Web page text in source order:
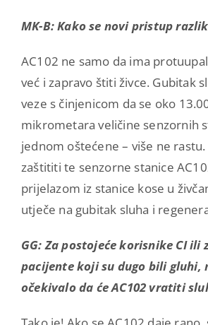
MK-B: Kako se novi pristup
AC102 ne samo da ima
već i zapravo štiti živce. Gubitak
veze s činjenicom da se oko
mikrometara veličine senzornih
jednom oštećene – više ne
zaštititi te senzorne stanice
prijelazom iz stanice kose u
utječe na gubitak sluha i
GG: Za postojeće korisnike CI ili
pacijente koji su dugo bili gluhi,
očekivalo da će AC102 vratiti